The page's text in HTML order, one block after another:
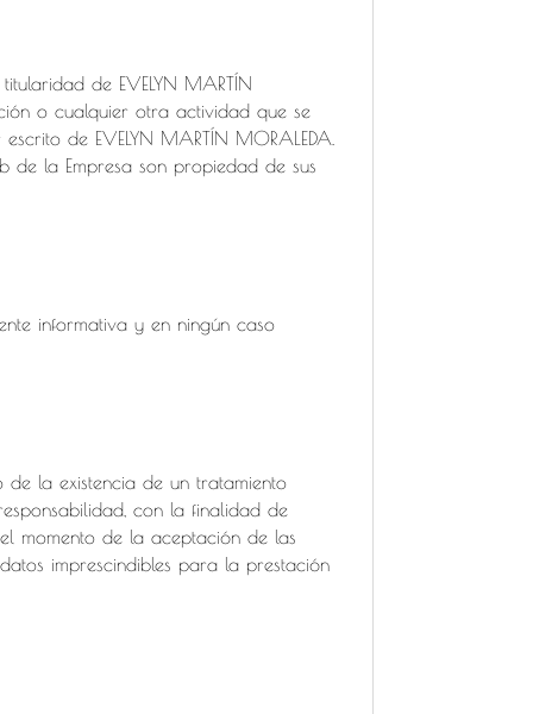
de EVELYN MARTÍN
o cualquier otra actividad que se
de EVELYN MARTÍN MORALEDA
de la Empresa son propiedad de sus
informativa y en ningún caso
de la existencia de un tratamiento
con la finalidad de
momento de la aceptación de las
imprescindibles para la prestación